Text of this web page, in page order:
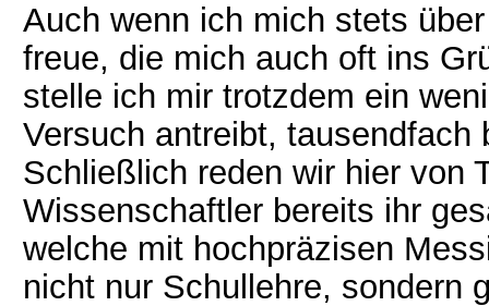
Auch wenn ich mich stets
freue, die mich auch oft ins
stelle ich mir trotzdem ein
Versuch antreibt, tausendfach
Schließlich reden wir hier von
Wissenschaftler bereits ihr
welche mit hochpräzisen
nicht nur Schullehre, sondern